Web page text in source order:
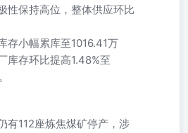
性保持高位，整体供应环比
存小幅累库至1016.41万
库存环比提高1.48%至
有112座炼焦煤矿停产，涉